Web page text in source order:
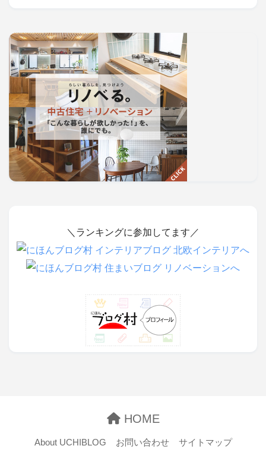
＼ランキングに参加してます／
HOME
About UCHIBLOG お問い合わせ サイトマップ